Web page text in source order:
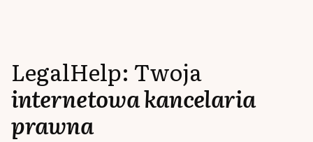
LegalHelp: Twoja
internetowa kancelaria
prawna